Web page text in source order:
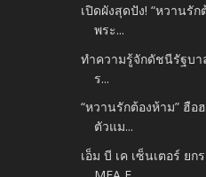
เปิดผังสุดปัง! “หวานรั
พระ...
ทำความรู้จักดัชนีรัฐบา
ร...
“หวานรักต้องห้าม” ฮื
ตัวแม...
เอ็ม บี เค เซ็นเตอร์ ย